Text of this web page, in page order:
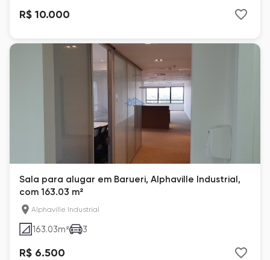
R$ 10.000
Sala para alugar em Barueri, Alphaville Industrial,
com 163.03 m²
Alphaville Industrial
163.03m² 3
R$ 6.500